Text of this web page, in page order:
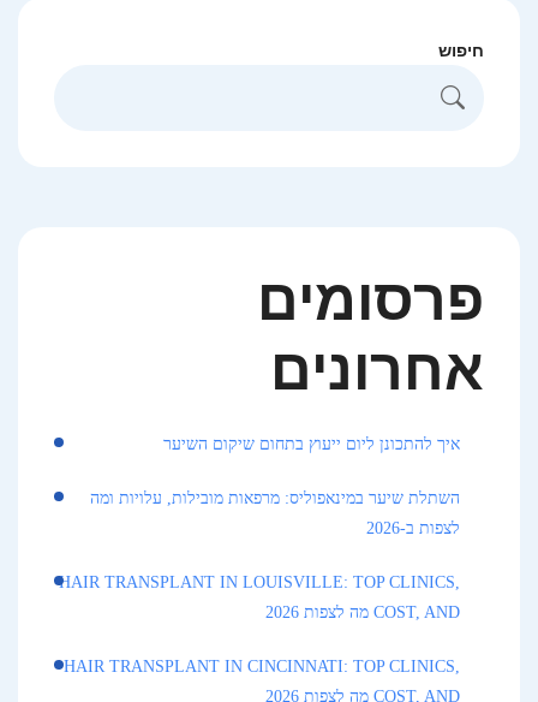
חיפוש
פרסומים
אחרונים
איך להתכונן ליום ייעוץ בתחום שיקום השיער
השתלת שיער במינאפוליס: מרפאות מובילות, עלויות ומה
לצפות ב-2026
HAIR TRANSPLANT IN LOUISVILLE: TOP CLINICS,
COST, AND מה לצפות 2026
HAIR TRANSPLANT IN CINCINNATI: TOP CLINICS,
COST, AND מה לצפות 2026